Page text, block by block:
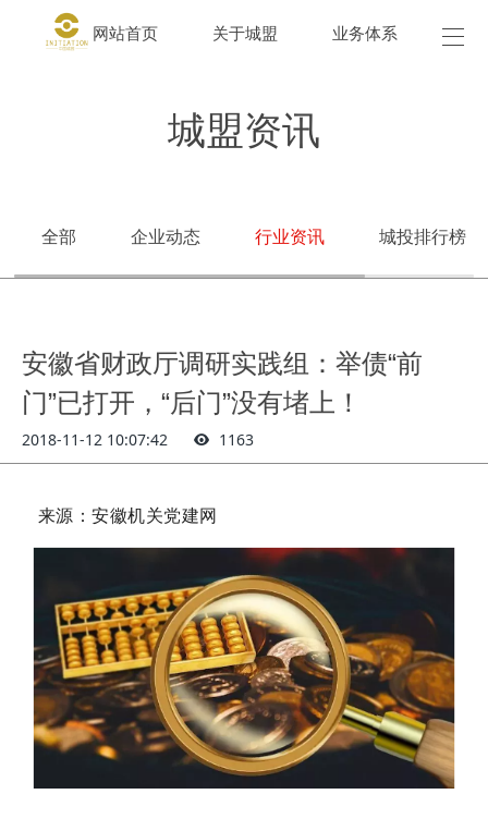
网站首页 关于城盟 业务体系 城
城盟资讯
全部 企业动态 行业资讯 城投排行榜
安徽省财政厅调研实践组：举债“前
门”已打开，“后门”没有堵上！
2018-11-12 10:07:42 1163
来源：安徽机关党建网